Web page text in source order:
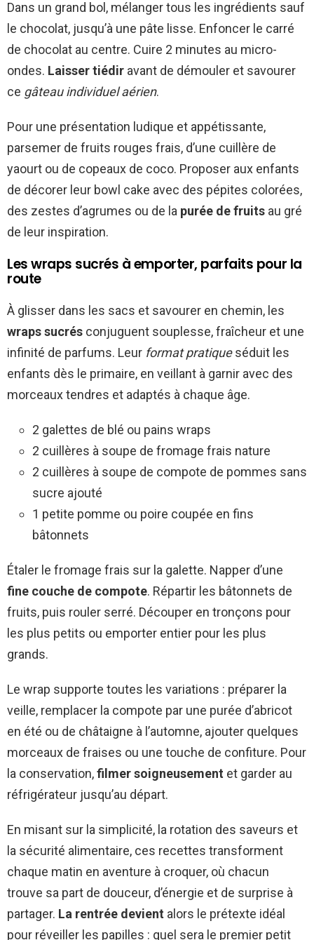
Dans un grand bol, mélanger tous les ingrédients sauf
le chocolat, jusqu’à une pâte lisse. Enfoncer le carré
de chocolat au centre. Cuire 2 minutes au micro-
ondes. Laisser tiédir avant de démouler et savourer
ce gâteau individuel aérien.
Pour une présentation ludique et appétissante,
parsemer de fruits rouges frais, d’une cuillère de
yaourt ou de copeaux de coco. Proposer aux enfants
de décorer leur bowl cake avec des pépites colorées,
des zestes d’agrumes ou de la purée de fruits au gré
de leur inspiration.
Les wraps sucrés à emporter, parfaits pour la
route
À glisser dans les sacs et savourer en chemin, les
wraps sucrés conjuguent souplesse, fraîcheur et une
infinité de parfums. Leur format pratiqueséduit les
enfants dès le primaire, en veillant à garnir avec des
morceaux tendres et adaptés à chaque âge.
2 galettes de blé ou pains wraps
2 cuillères à soupe de fromage frais nature
2 cuillères à soupe de compote de pommes sans
sucre ajouté
1 petite pomme ou poire coupée en fins
bâtonnets
Étaler le fromage frais sur la galette. Napper d’une
fine couche de compote. Répartir les bâtonnets de
fruits, puis rouler serré. Découper en tronçons pour
les plus petits ou emporter entier pour les plus
grands.
Le wrap supporte toutes les variations : préparer la
veille, remplacer la compote par une purée d’abricot
en été ou de châtaigne à l’automne, ajouter quelques
morceaux de fraises ou une touche de confiture. Pour
la conservation,filmer soigneusement et garder au
réfrigérateur jusqu’au départ.
En misant sur la simplicité, la rotation des saveurs et
la sécurité alimentaire, ces recettes transforment
chaque matin en aventure à croquer, où chacun
trouve sa part de douceur, d’énergie et de surprise à
partager. La rentrée devient alors le prétexte idéal
pour réveiller les papilles : quel sera le premier petit